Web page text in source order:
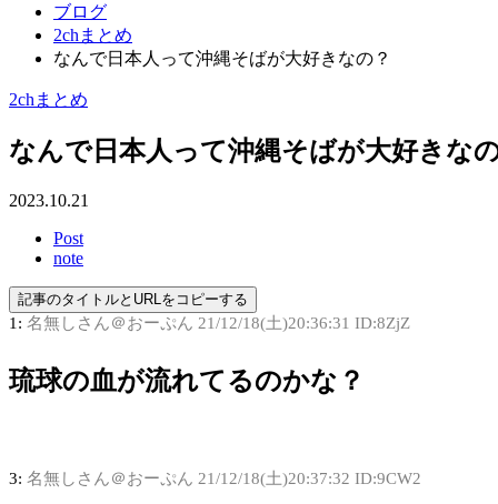
ブログ
2chまとめ
なんで日本人って沖縄そばが大好きなの？
2chまとめ
なんで日本人って沖縄そばが大好きな
2023.10.21
Post
note
記事のタイトルとURLをコピーする
1: 名無しさん＠おーぷん 21/12/18(土)20:36:31 ID:8ZjZ
琉球の血が流れてるのかな？
3: 名無しさん＠おーぷん 21/12/18(土)20:37:32 ID:9CW2